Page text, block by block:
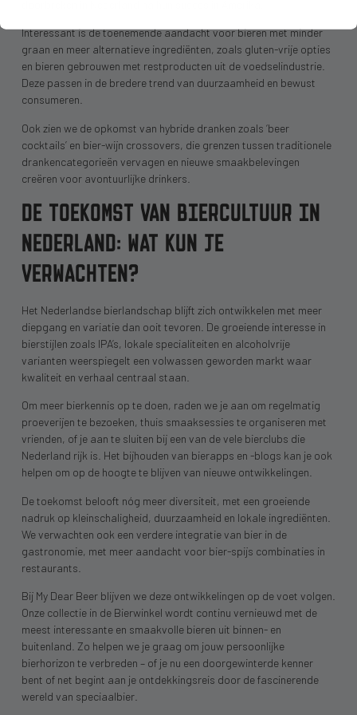
Interessant is de toenemende aandacht voor bieren met minder
graan en meer alternatieve ingrediënten, zoals gluten-vrije opties
en bieren gebrouwen met restproducten uit de voedselindustrie.
Deze passen in de bredere trend van duurzaamheid en bewust
consumeren.
Ook zien we de opkomst van hybride dranken zoals ‘beer
cocktails’ en bier-wijn crossovers, die grenzen tussen traditionele
drankencategorieën vervagen en nieuwe smaakbelevingen
creëren voor avontuurlijke drinkers.
DE TOEKOMST VAN BIERCULTUUR IN
NEDERLAND: WAT KUN JE
VERWACHTEN?
Het Nederlandse bierlandschap blijft zich ontwikkelen met meer
diepgang en variatie dan ooit tevoren. De groeiende interesse in
bierstijlen zoals IPA’s, lokale specialiteiten en alcoholvrije
varianten weerspiegelt een volwassen geworden markt waar
kwaliteit en verhaal centraal staan.
Om meer bierkennis op te doen, raden we je aan om regelmatig
proeverijen te bezoeken, thuis smaaksessies te organiseren met
vrienden, of je aan te sluiten bij een van de vele bierclubs die
Nederland rijk is. Het bijhouden van bierapps en -blogs kan je ook
helpen om op de hoogte te blijven van nieuwe ontwikkelingen.
De toekomst belooft nóg meer diversiteit, met een groeiende
nadruk op kleinschaligheid, duurzaamheid en lokale ingrediënten.
We verwachten ook een verdere integratie van bier in de
gastronomie, met meer aandacht voor bier-spijs combinaties in
restaurants.
Bij My Dear Beer blijven we deze ontwikkelingen op de voet volgen.
Onze collectie in de Bierwinkel wordt continu vernieuwd met de
meest interessante en smaakvolle bieren uit binnen- en
buitenland. Zo helpen we je graag om jouw persoonlijke
bierhorizon te verbreden – of je nu een doorgewinterde kenner
bent of net begint aan je ontdekkingsreis door de fascinerende
wereld van speciaalbier.